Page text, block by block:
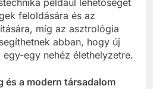
például lehetőséget
feloldására és az
míg az asztrológia
abban, hogy új
egy nehéz élethelyzetre.
és a modern társadalom